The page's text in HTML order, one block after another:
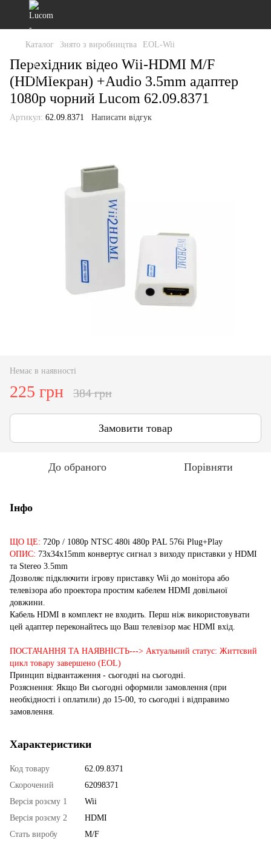
Каталог Знято з виробництва EOL-Wii
Перехідник відео Wii-HDMI M/F
(HDMIекран) +Audio 3.5mm адаптер
1080p чорний Lucom 62.09.8371
Артикул: 62.09.8371 Написати відгук
Немає в наявності
225 грн 384 грн
Замовити товар
До обраного Порівняти
Інфо
ЩО ЦЕ: 720p / 1080p NTSC 480i 480p PAL 576i Plug+Play
ОПИС: 73x34x15mm конвертує сигнал з виходу приставки у HDMI
та Stereo 3.5mm
Дозволяє підключити ігрову приставку Wii до монітора або
телевізора або проектора простим кабелем HDMI довільної
довжини.
Кабель HDMI в комплект не входить. Перш ніж використовувати
цей адаптер переконайтесь що Ваш телевізор має HDMI вхід.
ПОСТАЧАННЯ ТА НАЯВНІСТЬ---> Актуальний статус: Життєвий
цикл товару завершено (EOL)
Принцип відвантаження - сьогодні на сьогодні.
Розяснення: Якщо Ви сьогодні оформили замовлення (при
необхідності і оплатили) до 15-00, то сьогодні і відправимо
замовлення.
Характеристики
Код товару
62.09.8371
Скорочений
62098371
Версія розєму 1
Wii
Версія розєму 2
HDMI
Стать виробу
M/F